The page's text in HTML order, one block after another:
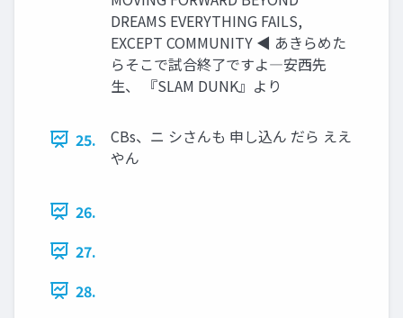
DREAMS EVERYTHING FAILS,
EXCEPT COMMUNITY ◀ あきらめた
らそこで試合終了ですよ―安西先
生、 『SLAM DUNK』より
25.
CBs、ニ シさんも 申し込ん だら ええ
やん
26.
27.
28.